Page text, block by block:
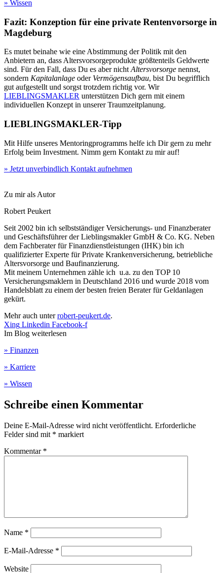
» Wissen
Fazit: Konzeption für eine private Rentenvorsorge in
Magdeburg
Es mutet beinahe wie eine Abstimmung der Politik mit den
Anbietern an, dass Altersvorsorgeprodukte größtenteils Geldwerte
sind. Für den Fall, dass Du es aber nicht Altersvorsorge nennst,
sondern Kapitalanlage oder Vermögensaufbau, bist Du begrifflich
gut aufgestellt und sorgst trotzdem richtig vor. Wir
LIEBLINGSMAKLER unterstützen Dich gern mit einem
individuellen Konzept in unserer Traumzeitplanung.
LIEBLINGSMAKLER-Tipp
Mit Hilfe unseres Mentoringprogramms helfe ich Dir gern zu mehr
Erfolg beim Investment. Nimm gern Kontakt zu mir auf!
» Jetzt unverbindlich Kontakt aufnehmen
Zu mir als Autor
Robert Peukert
Seit 2002 bin ich selbstständiger Versicherungs- und Finanzberater
und Geschäftsführer der Lieblingsmakler GmbH & Co. KG. Neben
dem Fachberater für Finanzdienstleistungen (IHK) bin ich
qualifizierter Experte für Private Krankenversicherung, betriebliche
Altersvorsorge und Baufinanzierung.
Mit meinem Unternehmen zähle ich u.a. zu den TOP 10
Versicherungsmaklern in Deutschland 2016 und wurde 2018 vom
Handelsblatt zu einem der besten freien Berater für Geldanlagen
gekürt.
Mehr auch unterrobert-peukert.de.
Xing Linkedin Facebook-f
Im Blog weiterlesen
» Finanzen
» Karriere
» Wissen
Schreibe einen Kommentar
Deine E-Mail-Adresse wird nicht veröffentlicht. Erforderliche
Felder sind mit * markiert
Kommentar *
Name *
E-Mail-Adresse *
Website